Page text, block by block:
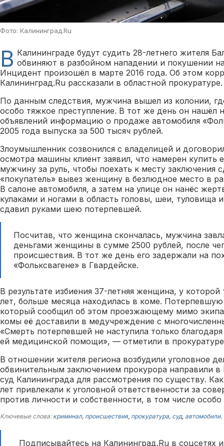
Фото: Калининград.Ru
В Калининграде будут судить 28-летнего жителя
обвиняют в разбойном нападении и покушении
Инцидент произошёл в марте 2016 года. Об этом
Калининград.Ru рассказали в областной прокуратуре.
По данным следствия, мужчина вышел из колонии,
особо тяжкое преступление. В тот же день он нашёл
объявлений информацию о продаже автомобиля
2005 года выпуска за 500 тысяч рублей.
Злоумышленник созвонился с владелицей и
осмотра машины клиент заявил, что намерен купить
мужчину за руль, чтобы поехать к месту заключения
«покупатель» вывез женщину в безлюдное место в
В салоне автомобиля, а затем на улице он нанёс
кулаками и ногами в область головы, шеи, туловища
сдавил руками шею потерпевшей.
Посчитав, что женщина скончалась, мужчина
деньгами женщины в сумме 2500 рублей, после
происшествия. В тот же день его задержали на
«Фольксвагене» в Гвардейске.
В результате избиения 37-летняя женщина, у которой
лет, больше месяца находилась в коме.
который сообщил об этом проезжающему мимо
комы её доставили в медучреждение с
«Смерть потерпевшей не наступила только
ей медицинской помощи», — отметили в
В отношении жителя региона возбудили уголовное
обвинительным заключением прокурора направили
суд Калининграда для рассмотрения по существу.
лет привлекали к уголовной ответственности за
против личности и собственности, в том числе
Ключевые слова: криминал, происшествия, прокуратура, суд, автомобили.
Подписывайтесь на Калининград.Ru в соцсетях